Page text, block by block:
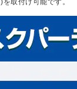
取付け可能です。